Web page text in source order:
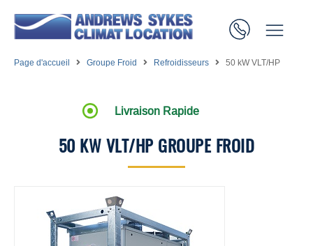
Page d'accueil Groupe Froid Refroidisseurs 50 kW VLT/HP
Livraison Rapide
50 KW VLT/HP GROUPE FROID